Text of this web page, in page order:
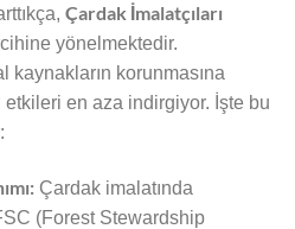
Çardak İmalatçıları
yönelmektedir.
korunmasına
etkileri en aza indirgiyor. İşte bu
Çardak imalatında
(Forest Stewardship